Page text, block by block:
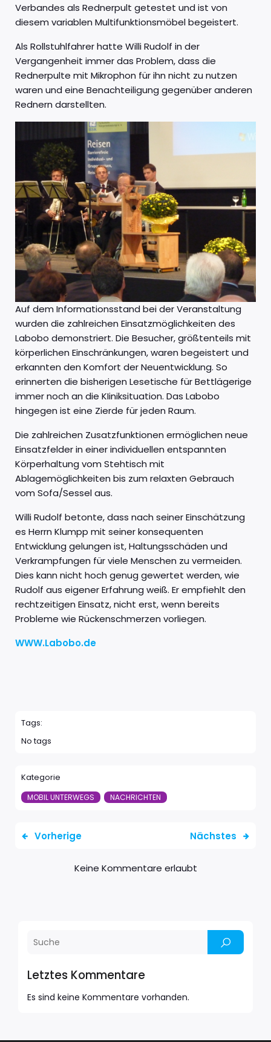
Letztes Kommentare
Es sind keine Kommentare vorhanden.
Verbandes als Rednerpult getestet und ist von
diesem variablen Multifunktionsmöbel begeistert.
Als Rollstuhlfahrer hatte Willi Rudolf in der
Vergangenheit immer das Problem, dass die
Rednerpulte mit Mikrophon für ihn nicht zu nutzen
waren und eine Benachteiligung gegenüber anderen
Rednern darstellten.
Auf dem Informationsstand bei der Veranstaltung
wurden die zahlreichen Einsatzmöglichkeiten des
Labobo demonstriert. Die Besucher, größtenteils mit
körperlichen Einschränkungen, waren begeistert und
erkannten den Komfort der Neuentwicklung. So
erinnerten die bisherigen Lesetische für Bettlägerige
immer noch an die KIiniksituation. Das Labobo
hingegen ist eine Zierde für jeden Raum.
Die zahlreichen Zusatzfunktionen ermöglichen neue
Einsatzfelder in einer individuellen entspannten
Körperhaltung vom Stehtisch mit
Ablagemöglichkeiten bis zum relaxten Gebrauch
vom Sofa/Sessel aus.
Willi Rudolf betonte, dass nach seiner Einschätzung
es Herrn Klumpp mit seiner konsequenten
Entwicklung gelungen ist, Haltungsschäden und
Verkrampfungen für viele Menschen zu vermeiden.
Dies kann nicht hoch genug gewertet werden, wie
Rudolf aus eigener Erfahrung weiß. Er empfiehlt den
rechtzeitigen Einsatz, nicht erst, wenn bereits
Probleme wie Rückenschmerzen vorliegen.
WWW.Labobo.de
Tags:
No tags
Kategorie
MOBIL UNTERWEGS NACHRICHTEN
Vorherige Nächstes
Keine Kommentare erlaubt